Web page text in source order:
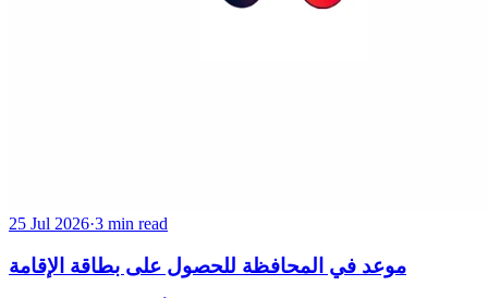
25 Jul 2026·3 min read
موعد في المحافظة للحصول على بطاقة الإقامة